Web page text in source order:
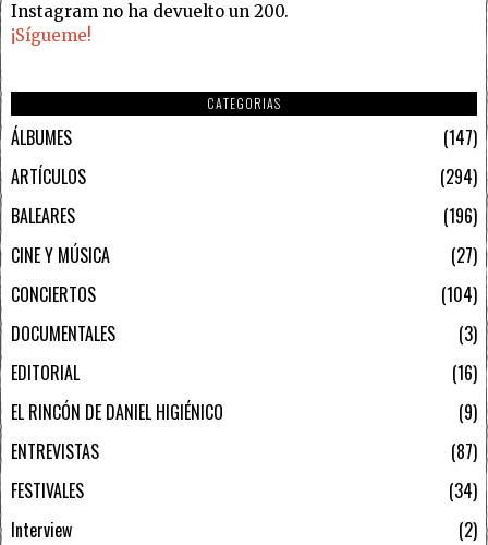
Instagram no ha devuelto un 200.
¡Sígueme!
CATEGORIAS
ÁLBUMES
147
ARTÍCULOS
294
BALEARES
196
CINE Y MÚSICA
27
CONCIERTOS
104
DOCUMENTALES
3
EDITORIAL
16
EL RINCÓN DE DANIEL HIGIÉNICO
9
ENTREVISTAS
87
FESTIVALES
34
Interview
2